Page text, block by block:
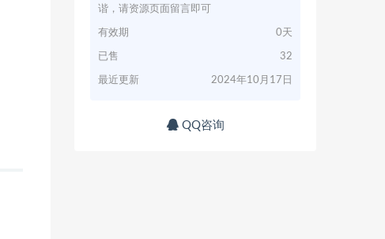
谐，请资源页面留言即可
有效期 0天
已售 32
最近更新 2024年10月17日
QQ咨询